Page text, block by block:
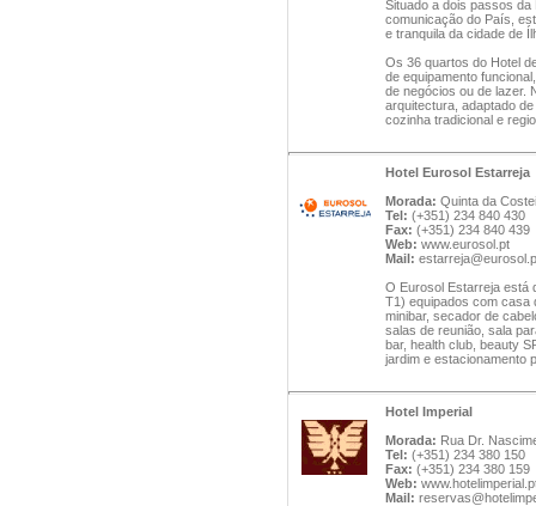
Situado a dois passos
comunicação do País,
e tranquila da cidade de
Os 36 quartos do Hotel
de equipamento
de negócios ou de lazer.
arquitectura, adaptado
cozinha tradicional e
Hotel Eurosol Estarreja
Morada: Quinta da
Tel: (+351) 234 840 430
Fax: (+351) 234 840 439
Web: www.eurosol.pt
Mail:
O Eurosol Estarreja está
T1) equipados com casa
minibar, secador de
salas de reunião, sala
bar, health club, beauty
jardim e estacionamento
Hotel Imperial
Morada: Rua Dr.
Tel: (+351) 234 380 150
Fax: (+351) 234 380 159
Web:
Mail: